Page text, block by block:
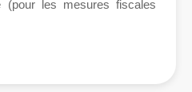
(pour les mesures fiscales